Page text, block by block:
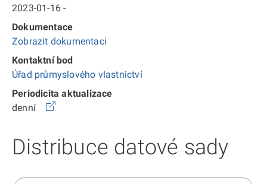
2023-01-16 -
Dokumentace
Zobrazit dokumentaci
Kontaktní bod
Úřad průmyslového vlastnictví
Periodicita aktualizace
denní
Distribuce datové sady